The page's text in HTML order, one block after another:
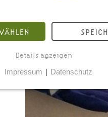
Details anzeigen
ermöglichen
sind für die einwandfreie
Impressum | Datenschutz